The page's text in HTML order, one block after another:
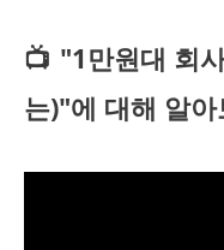
📺 "1만원대 회
는)"에 대해 알아